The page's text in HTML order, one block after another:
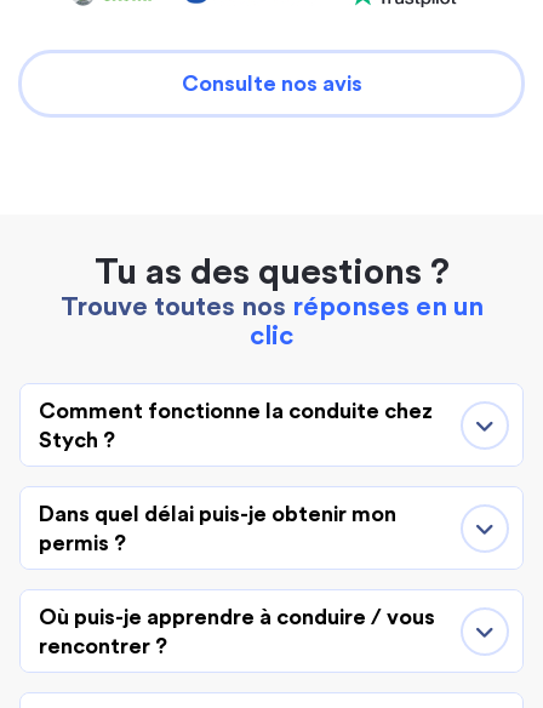
Consulte nos avis
Tu as des questions ?
Trouve toutes nos réponses en un
clic
Comment fonctionne la conduite chez
Stych ?
Dans quel délai puis-je obtenir mon
permis ?
Où puis-je apprendre à conduire / vous
rencontrer ?